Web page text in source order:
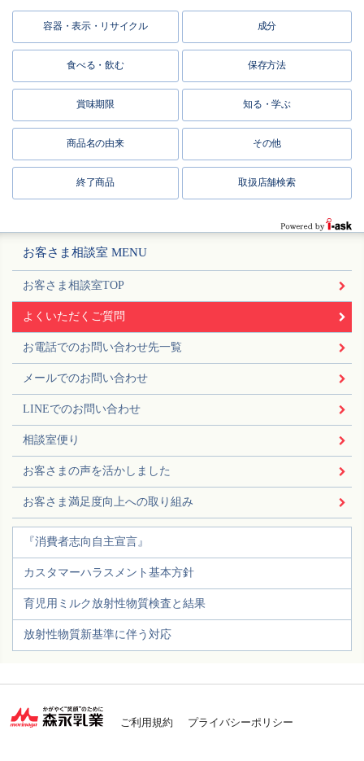
容器・表示・リサイクル 成分
食べる・飲む 保存方法
賞味期限 知る・学ぶ
商品名の由来 その他
終了商品 取扱店舗検索
お客さま相談室 MENU
お客さま相談室TOP
よくいただくご質問
お電話でのお問い合わせ先一覧
メールでのお問い合わせ
LINEでのお問い合わせ
相談室便り
お客さまの声を活かしました
お客さま満足度向上への取り組み
『消費者志向自主宣言』
カスタマーハラスメント基本方針
育児用ミルク放射性物質検査と結果
放射性物質新基準に伴う対応
ご利用規約 プライバシーポリシー